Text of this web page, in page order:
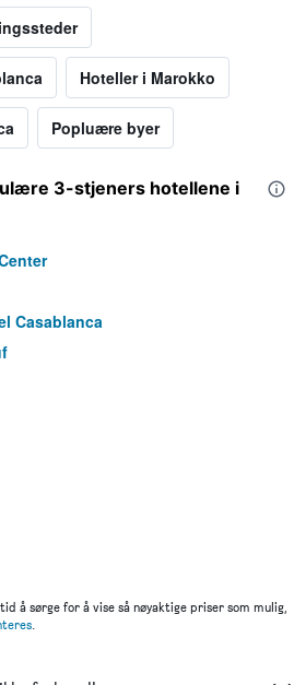
Hoteller i Marokko
Popluære byer
3-stjeners hotellene i
Casablanca
å sørge for å vise så nøyaktige priser som mulig,
.